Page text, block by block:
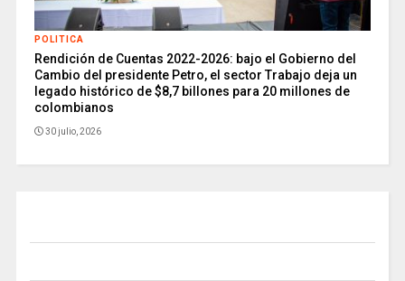
POLITICA
Rendición de Cuentas 2022-2026: bajo el Gobierno del
Cambio del presidente Petro, el sector Trabajo deja un
legado histórico de $8,7 billones para 20 millones de
colombianos
30 julio, 2026